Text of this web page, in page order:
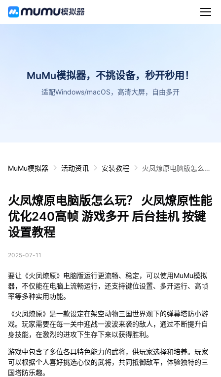
MuMu模拟器，不挑设备，秒开秒用！
适配Windows/macOS，高清大屏，自由多开
MuMu模拟器 活动资讯 安装教程
火凤燎原电脑版怎么
台挂机 按键设置教程
火凤燎原电脑版怎么玩？ 火凤燎原性能
优化240高帧 游戏多开 后台挂机 按键
设置教程
2025-07-11
要让《火凤燎原》电脑版运行更流畅、稳定，可以使用MuMu模拟
器，不仅能在电脑上流畅运行，还支持键位设置、多开运行、高帧
率等多种实用功能。
《火凤燎原》是一款设定在架空动物三国世界观下的弹幕塔防小游
戏。玩家需要在每一关中迎战一波波来袭的敌人，通过不断提升自
身技能，在激烈的进攻下生存下来以获得胜利。
游戏中包含了多位各具特色能力的武将，供玩家选择和培养。玩家
可以根据个人喜好挑选心仪的武将，共同抵御敌军，体验独特的三
国塔防乐趣。